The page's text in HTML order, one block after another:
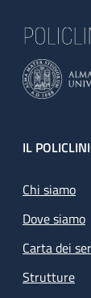
IL
Chi siamo
Dove siamo
Carta dei
Strutture